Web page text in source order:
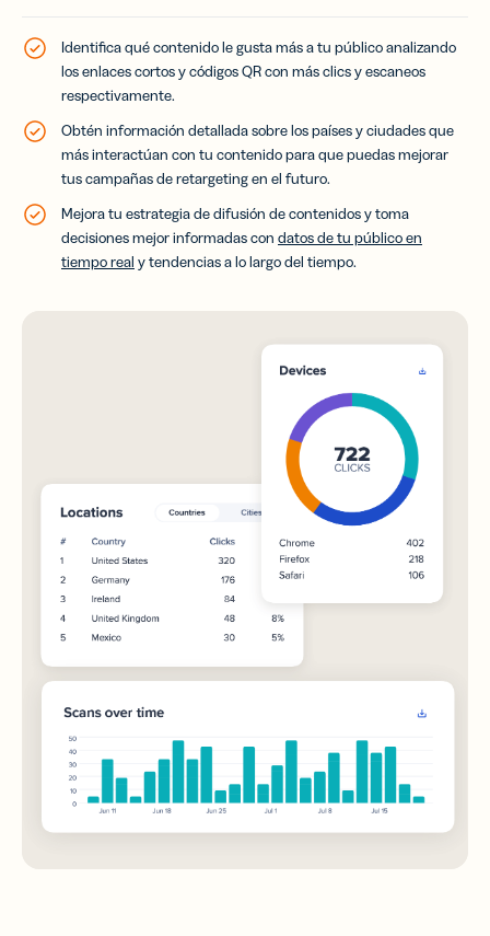
Identifica qué contenido le gusta más a tu público analizando
los enlaces cortos y códigos QR con más clics y escaneos
respectivamente.
Obtén información detallada sobre los países y ciudades que
más interactúan con tu contenido para que puedas mejorar
tus campañas de retargeting en el futuro.
Mejora tu estrategia de difusión de contenidos y toma
decisiones mejor informadas con datos de tu público en
tiempo real y tendencias a lo largo del tiempo.